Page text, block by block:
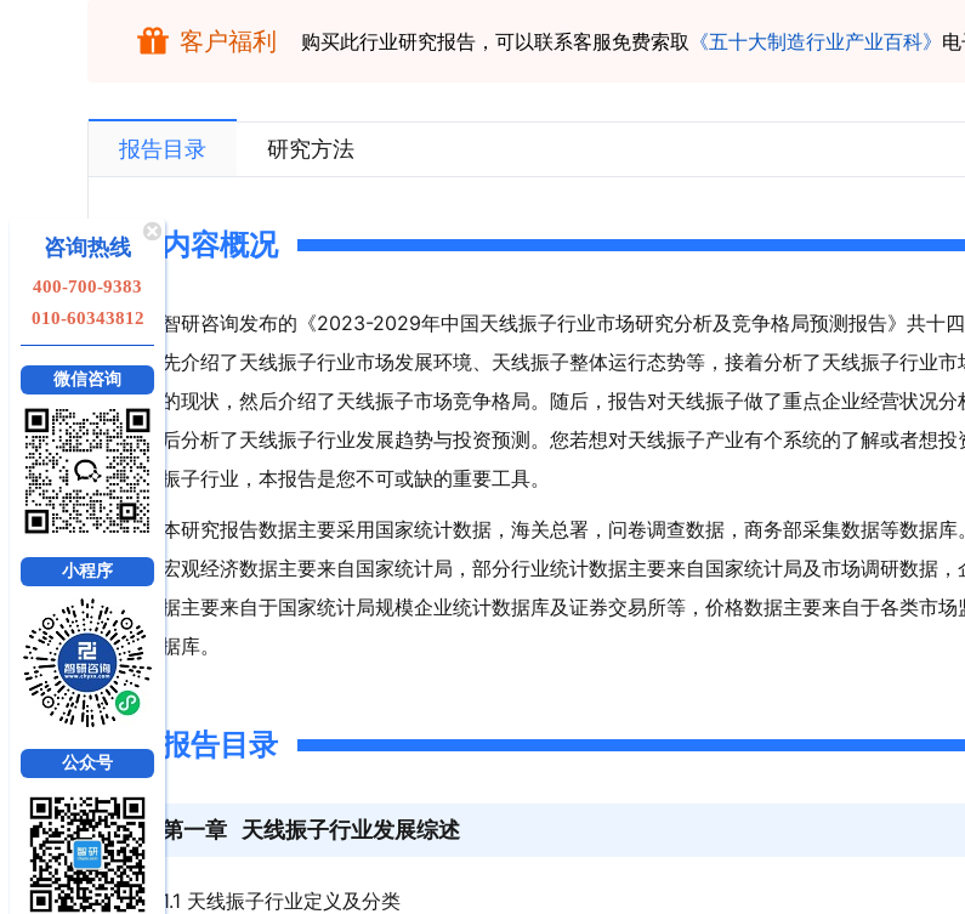
客户福利 购买此行业研究报告，可以联系客服免费索取 《五十大制造行业产业百科》
报告目录 研究方法
内容概况
智研咨询发布的《2023-2029年中国天线振子行业市场研究分析及竞争格局预测报告》共十
先介绍了天线振子行业市场发展环境、天线振子整体运行态势等，接着分析了天线振子行业市
的现状，然后介绍了天线振子市场竞争格局。随后，报告对天线振子做了重点企业经营状况分
后分析了天线振子行业发展趋势与投资预测。您若想对天线振子产业有个系统的了解或者想投
振子行业，本报告是您不可或缺的重要工具。
本研究报告数据主要采用国家统计数据，海关总署，问卷调查数据，商务部采集数据等数据库
宏观经济数据主要来自国家统计局，部分行业统计数据主要来自国家统计局及市场调研数据，
据主要来自于国家统计局规模企业统计数据库及证券交易所等，价格数据主要来自于各类市场
据库。
报告目录
第一章 天线振子行业发展综述
1.1 天线振子行业定义及分类
咨询热线
400-700-9383
010-60343812
微信咨询
小程序
公众号